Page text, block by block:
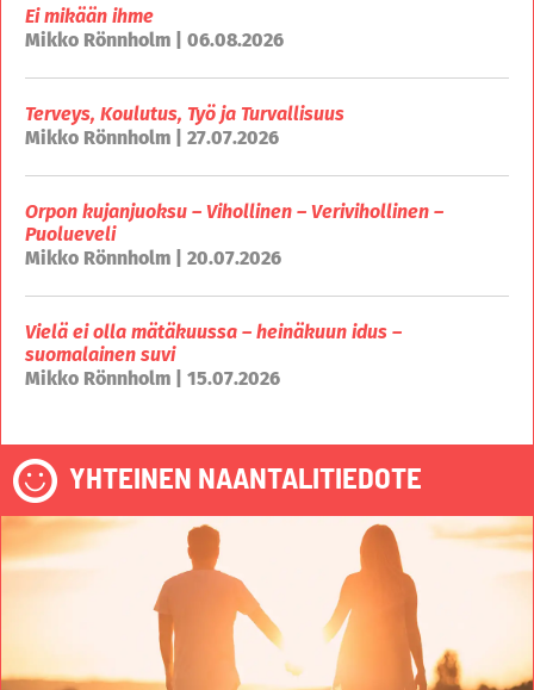
Ei mikään ihme
Mikko Rönnholm | 06.08.2026
Terveys, Koulutus, Työ ja Turvallisuus
Mikko Rönnholm | 27.07.2026
Orpon kujanjuoksu – Vihollinen – Verivihollinen –
Puolueveli
Mikko Rönnholm | 20.07.2026
Vielä ei olla mätäkuussa – heinäkuun idus –
suomalainen suvi
Mikko Rönnholm | 15.07.2026
YHTEINEN NAANTALITIEDOTE